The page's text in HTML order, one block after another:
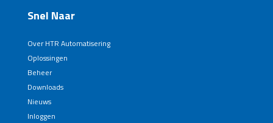
Snel Naar
Over HTR Automatisering
Oplossingen
Beheer
Downloads
Nieuws
Inloggen